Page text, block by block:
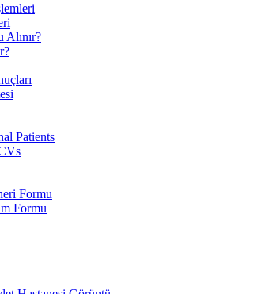
Alınır?
Patients
Formu
Formu